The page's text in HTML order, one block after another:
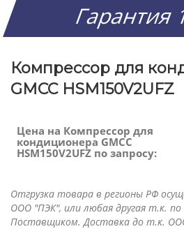
Гарантия
Компрессор для
GMCC HSM150V2UFZ
Цена на Компрессор для
кондиционера GMCC
HSM150V2UFZ по запросу:
Отгрузка товара в регионы РФ
ООО "ПЭК", или любая другая т.к. по
Поставщиком. Доставка до т.к.